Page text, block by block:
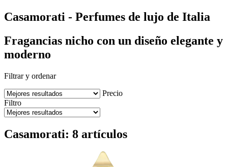
Casamorati - Perfumes de lujo de Italia
Fragancias nicho con un diseño elegante y
moderno
Filtrar y ordenar
Precio
Filtro
Casamorati: 8 artículos